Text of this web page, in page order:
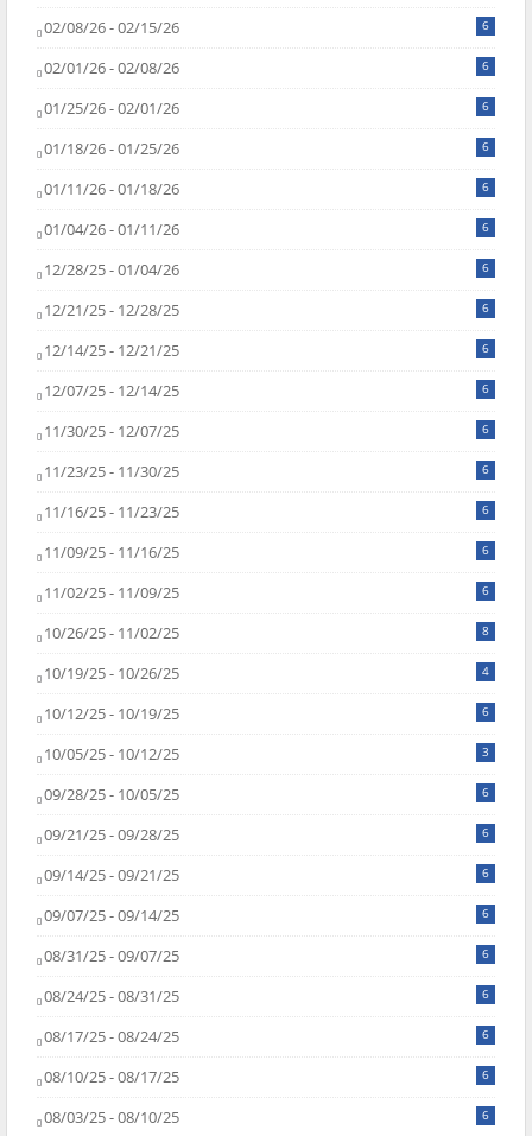
02/08/26 - 02/15/26 6
02/01/26 - 02/08/26 6
01/25/26 - 02/01/26 6
01/18/26 - 01/25/26 6
01/11/26 - 01/18/26 6
01/04/26 - 01/11/26 6
12/28/25 - 01/04/26 6
12/21/25 - 12/28/25 6
12/14/25 - 12/21/25 6
12/07/25 - 12/14/25 6
11/30/25 - 12/07/25 6
11/23/25 - 11/30/25 6
11/16/25 - 11/23/25 6
11/09/25 - 11/16/25 6
11/02/25 - 11/09/25 6
10/26/25 - 11/02/25 8
10/19/25 - 10/26/25 4
10/12/25 - 10/19/25 6
10/05/25 - 10/12/25 3
09/28/25 - 10/05/25 6
09/21/25 - 09/28/25 6
09/14/25 - 09/21/25 6
09/07/25 - 09/14/25 6
08/31/25 - 09/07/25 6
08/24/25 - 08/31/25 6
08/17/25 - 08/24/25 6
08/10/25 - 08/17/25 6
08/03/25 - 08/10/25 6